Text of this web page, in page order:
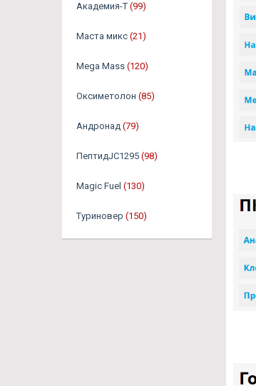
Академия-Т (99)
Маста микс (21)
Mega Mass (120)
Оксиметолон (85)
Андронад (79)
ПептидJC1295 (98)
Magic Fuel (130)
Туриновер (150)